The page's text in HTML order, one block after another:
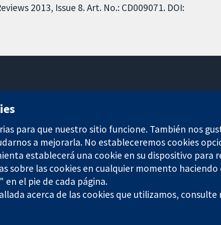
2013, Issue 8. Art. No.: CD009071. DOI:
Londres
Reino Unido
limited by guarantee (no. 03044323) registered in England &
para que nuestro sitio funcione. También nos
a mejorarla. No estableceremos cookies
establecerá una cookie en su dispositivo para
sobre las cookies en cualquier momento haciendo
en el pie de cada página.
acerca de las cookies que utilizamos, consulte